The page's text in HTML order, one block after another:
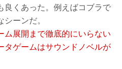
良くあった。例えばコブラで
シーンだ。
ム展開まで徹底的にいらない
タゲームはサウンドノベルが